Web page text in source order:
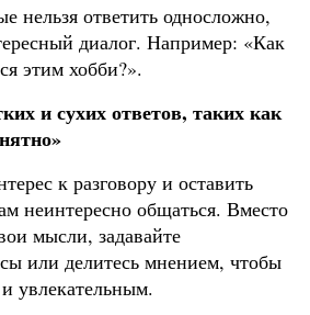
нельзя ответить односложно,
диалог. Например: «Как
этим хобби?».
и сухих ответов, таких как
к разговору и оставить
неинтересно общаться. Вместо
мысли, задавайте
или делитесь мнением, чтобы
увлекательным.